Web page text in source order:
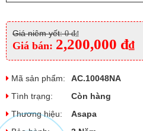
Giá niêm yết:0 đ₫
Giá bán: 2,200,000 đ₫
Mã sản phẩm:
AC.10048NA
Tình trạng:
Còn hàng
Thương hiệu:
Asapa